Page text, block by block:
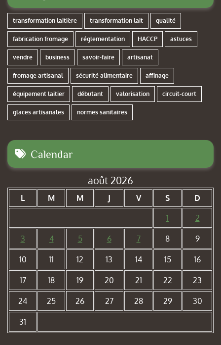
transformation laitière transformation lait qualité
fabrication fromage réglementation HACCP astuces
vendre business savoir-faire artisanat
fromage artisanal sécurité alimentaire affinage
équipement laitier débutant valorisation circuit-court
glaces artisanales normes sanitaires
Calendar
août 2026
L M M J V S
D
1
2
3 4 5 6 7 8 9
10 11 12 13 14 15 16
17 18 19 20 21 22 23
24 25 26 27 28 29 30
31